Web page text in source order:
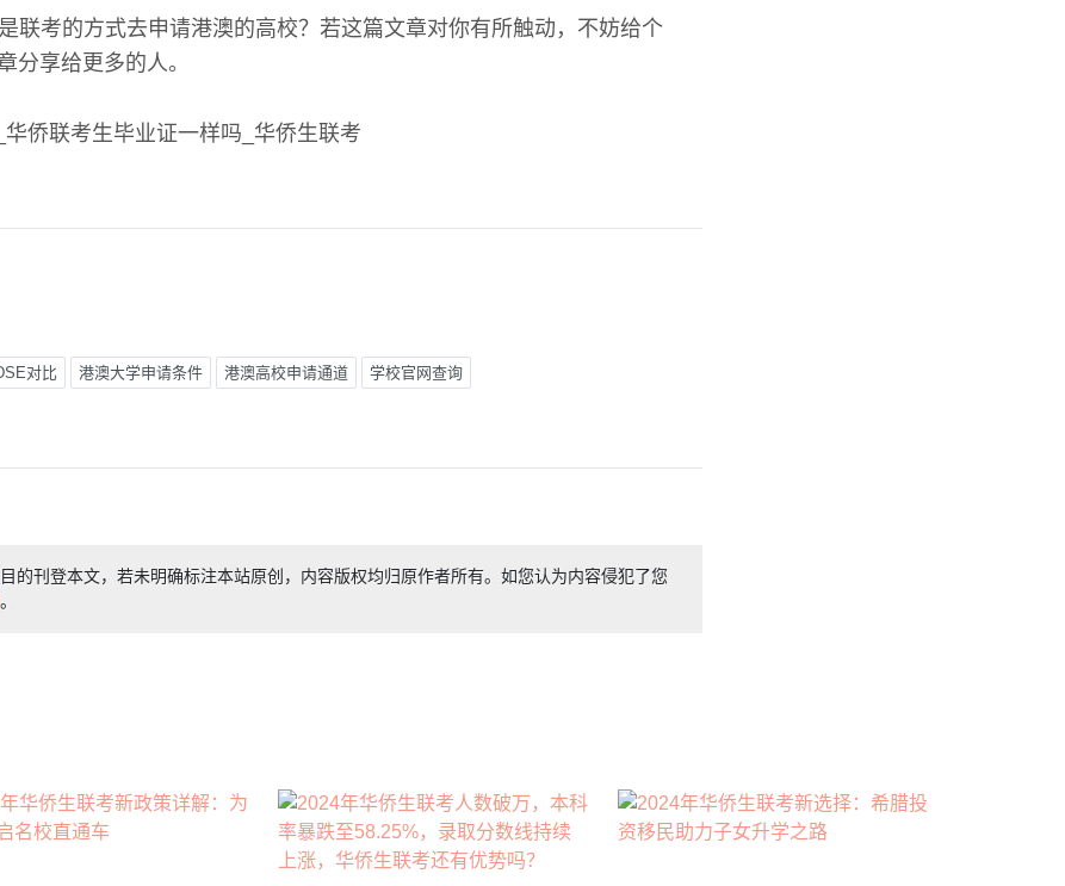
联考的方式去申请港澳的高校？若这篇文章对你有所触动，不妨给个
分享给更多的人。
对比 港澳大学申请条件 港澳高校申请通道 学校官网查询
的刊登本文，若未明确标注本站原创，内容版权均归原作者所有。如您认为内容侵犯了您
。